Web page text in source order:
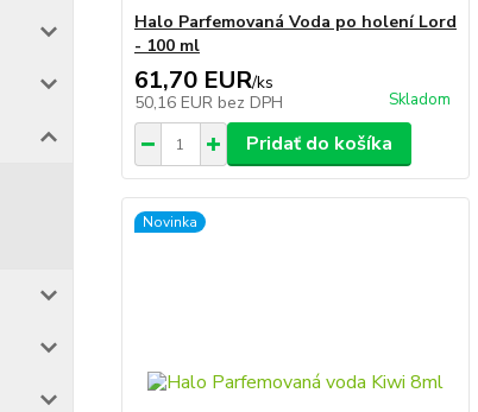
Halo Parfemovaná Voda po holení Lord
- 100 ml
61,70 EUR/ks
50,16 EUR bez DPH Skladom
Pridať do košíka
Novinka